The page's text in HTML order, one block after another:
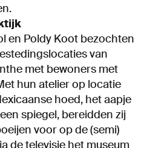
en Poldy Koot bezochten
van
met bewoners met
hun atelier op locatie
hoed, het aapje
spiegel, bereidden zij
voor op de (semi)
de televisie het museum